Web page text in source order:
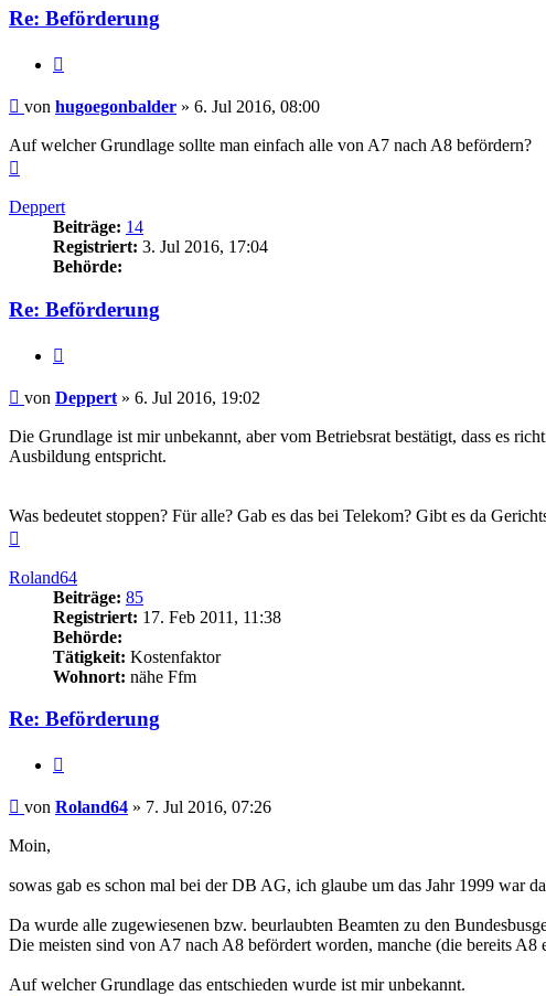
Re: Beförderung
Beitrag
von hugoegonbalder » 6. Jul 2016, 08:00
Auf welcher Grundlage sollte man einfach alle von A7 nach A8 befördern?
Deppert
Beiträge: 14
Registriert: 3. Jul 2016, 17:04
Behörde:
Re: Beförderung
Beitrag
von Deppert » 6. Jul 2016, 19:02
Die Grundlage ist mir unbekannt, aber vom Betriebsrat bestätigt, dass es
Ausbildung entspricht.
Was bedeutet stoppen? Für alle? Gab es das bei Telekom? Gibt es da
Roland64
Beiträge: 85
Registriert: 17. Feb 2011, 11:38
Behörde:
Tätigkeit: Kostenfaktor
Wohnort: nähe Ffm
Re: Beförderung
Beitrag
von Roland64 » 7. Jul 2016, 07:26
Moin,
sowas gab es schon mal bei der DB AG, ich glaube um das Jahr 1999 war
Da wurde alle zugewiesenen bzw. beurlaubten Beamten zu den
Die meisten sind von A7 nach A8 befördert worden, manche (die bereits A8
Auf welcher Grundlage das entschieden wurde ist mir unbekannt.